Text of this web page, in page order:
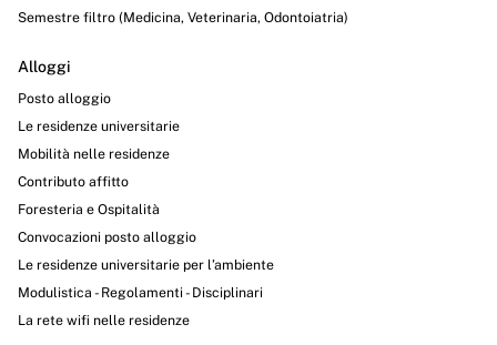
Semestre filtro (Medicina, Veterinaria, Odontoiatria)
Alloggi
Posto alloggio
Le residenze universitarie
Mobilità nelle residenze
Contributo affitto
Foresteria e Ospitalità
Convocazioni posto alloggio
Le residenze universitarie per l’ambiente
Modulistica - Regolamenti - Disciplinari
La rete wifi nelle residenze